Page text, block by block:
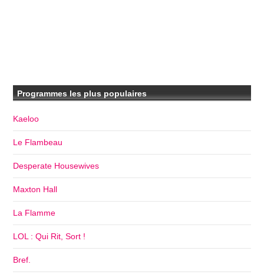
Programmes les plus populaires
Kaeloo
Le Flambeau
Desperate Housewives
Maxton Hall
La Flamme
LOL : Qui Rit, Sort !
Bref.